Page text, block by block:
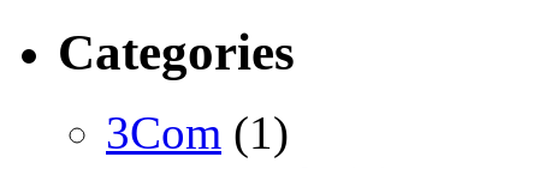
Categories
3Com (1)